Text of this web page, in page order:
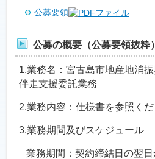
公募要領
公募の概要（公募要領抜粋）
1.業務名：宮古島市地産地消
伴走支援委託業務
2.業務内容：仕様書を参照くだ
3.業務期間及びスケジュール
業務期間：契約締結日の翌日